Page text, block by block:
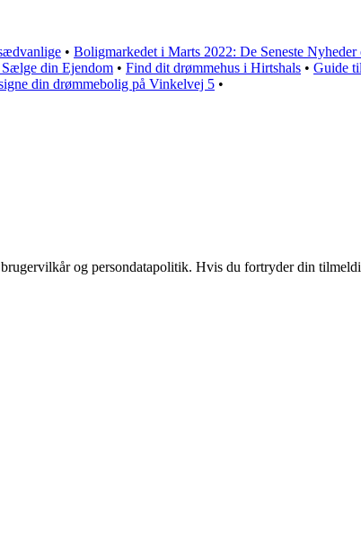
• Boligmarkedet i Marts 2022: De Seneste Nyheder
din Ejendom • Find dit drømmehus i Hirtshals • Guide
din drømmebolig på Vinkelvej 5 •
og persondatapolitik. Hvis du fortryder din